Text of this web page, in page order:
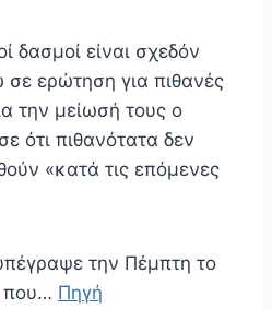
δασμοί είναι σχεδόν
σε ερώτηση για πιθανές
την μείωσή τους ο
ότι πιθανότατα δεν
«κατά τις επόμενες
την Πέμπτη το
που… Πηγή